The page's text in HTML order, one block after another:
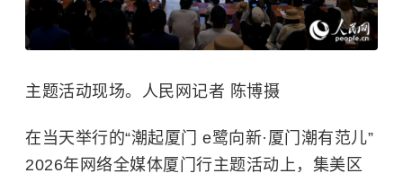
主题活动现场。人民网记者 陈博摄
在当天举行的“潮起厦门 e鹭向新·厦门潮有范儿”
2026年网络全媒体厦门行主题活动上，集美区